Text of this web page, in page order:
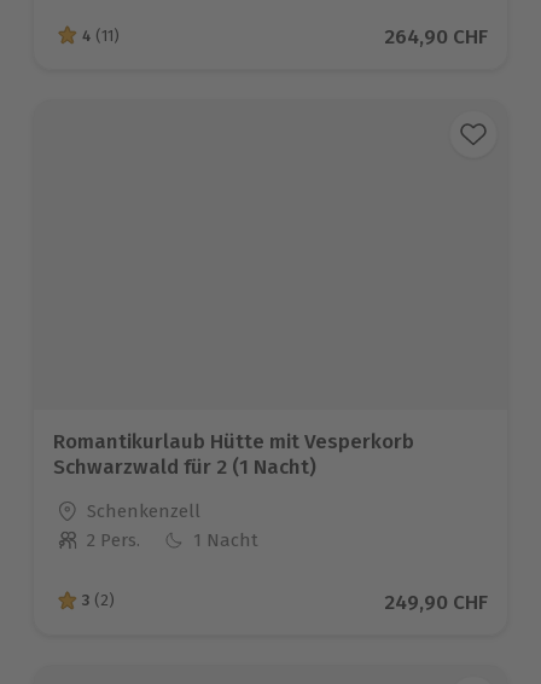
4 von 5 Sternen basierend auf 11 Bewertungen
4 (11) Aktueller Preis
264,90 CHF
Romantikurlaub Hütte mit Vesperkorb
Schwarzwald für 2 (1 Nacht)
Standort
Schenkenzell
Anzahl der Teilnehmer
2 Pers. 1 Nacht
3 von 5 Sternen basierend auf 2 Bewertungen
3 (2) Aktueller Preis
249,90 CHF